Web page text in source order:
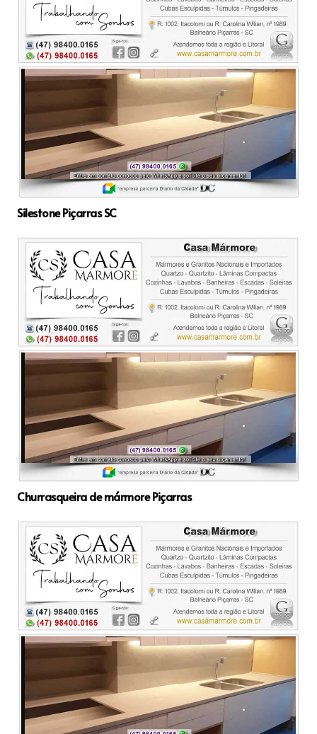
Silestone Piçarras SC
Churrasqueira de mármore Piçarras